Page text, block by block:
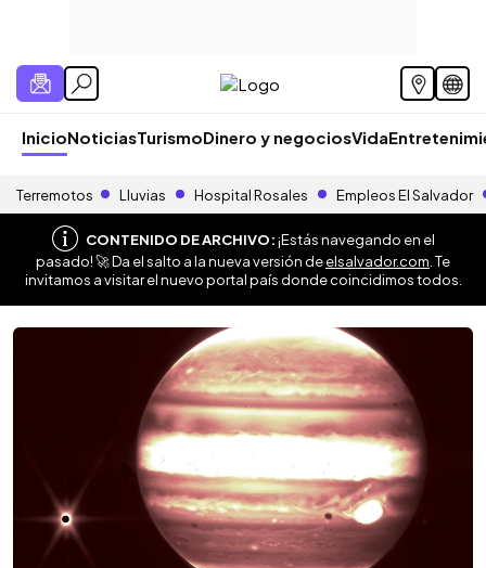
InicioNoticiasTurismoDinero y negociosVida
Terremotos Lluvias Hospital Rosales Empleos El Salvador
CONTENIDO DE ARCHIVO:¡Estás navegando en el
pasado! 🚀 Da el salto a la nueva versión deelsalvador.com . Te
invitamos a visitar el nuevo portal país donde coincidimos todos.